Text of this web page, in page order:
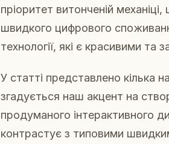
пріоритет витонченій
швидкого цифрового
технології, які є красивими
У статті представлено кілька
згадується наш акцент на
продуманого інтерактивного
контрастує з типовими